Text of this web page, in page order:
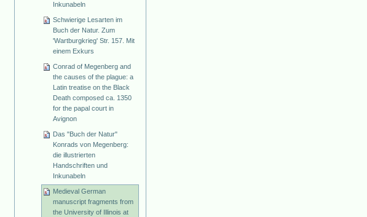
Inkunabeln
Schwierige Lesarten im
Buch der Natur. Zum
'Wartburgkrieg' Str. 157. Mit
einem Exkurs
Conrad of Megenberg and
the causes of the plague: a
Latin treatise on the Black
Death composed ca. 1350
for the papal court in
Avignon
Das "Buch der Natur"
Konrads von Megenberg:
die illustrierten
Handschriften und
Inkunabeln
Medieval German
manuscript fragments from
the University of Illinois at